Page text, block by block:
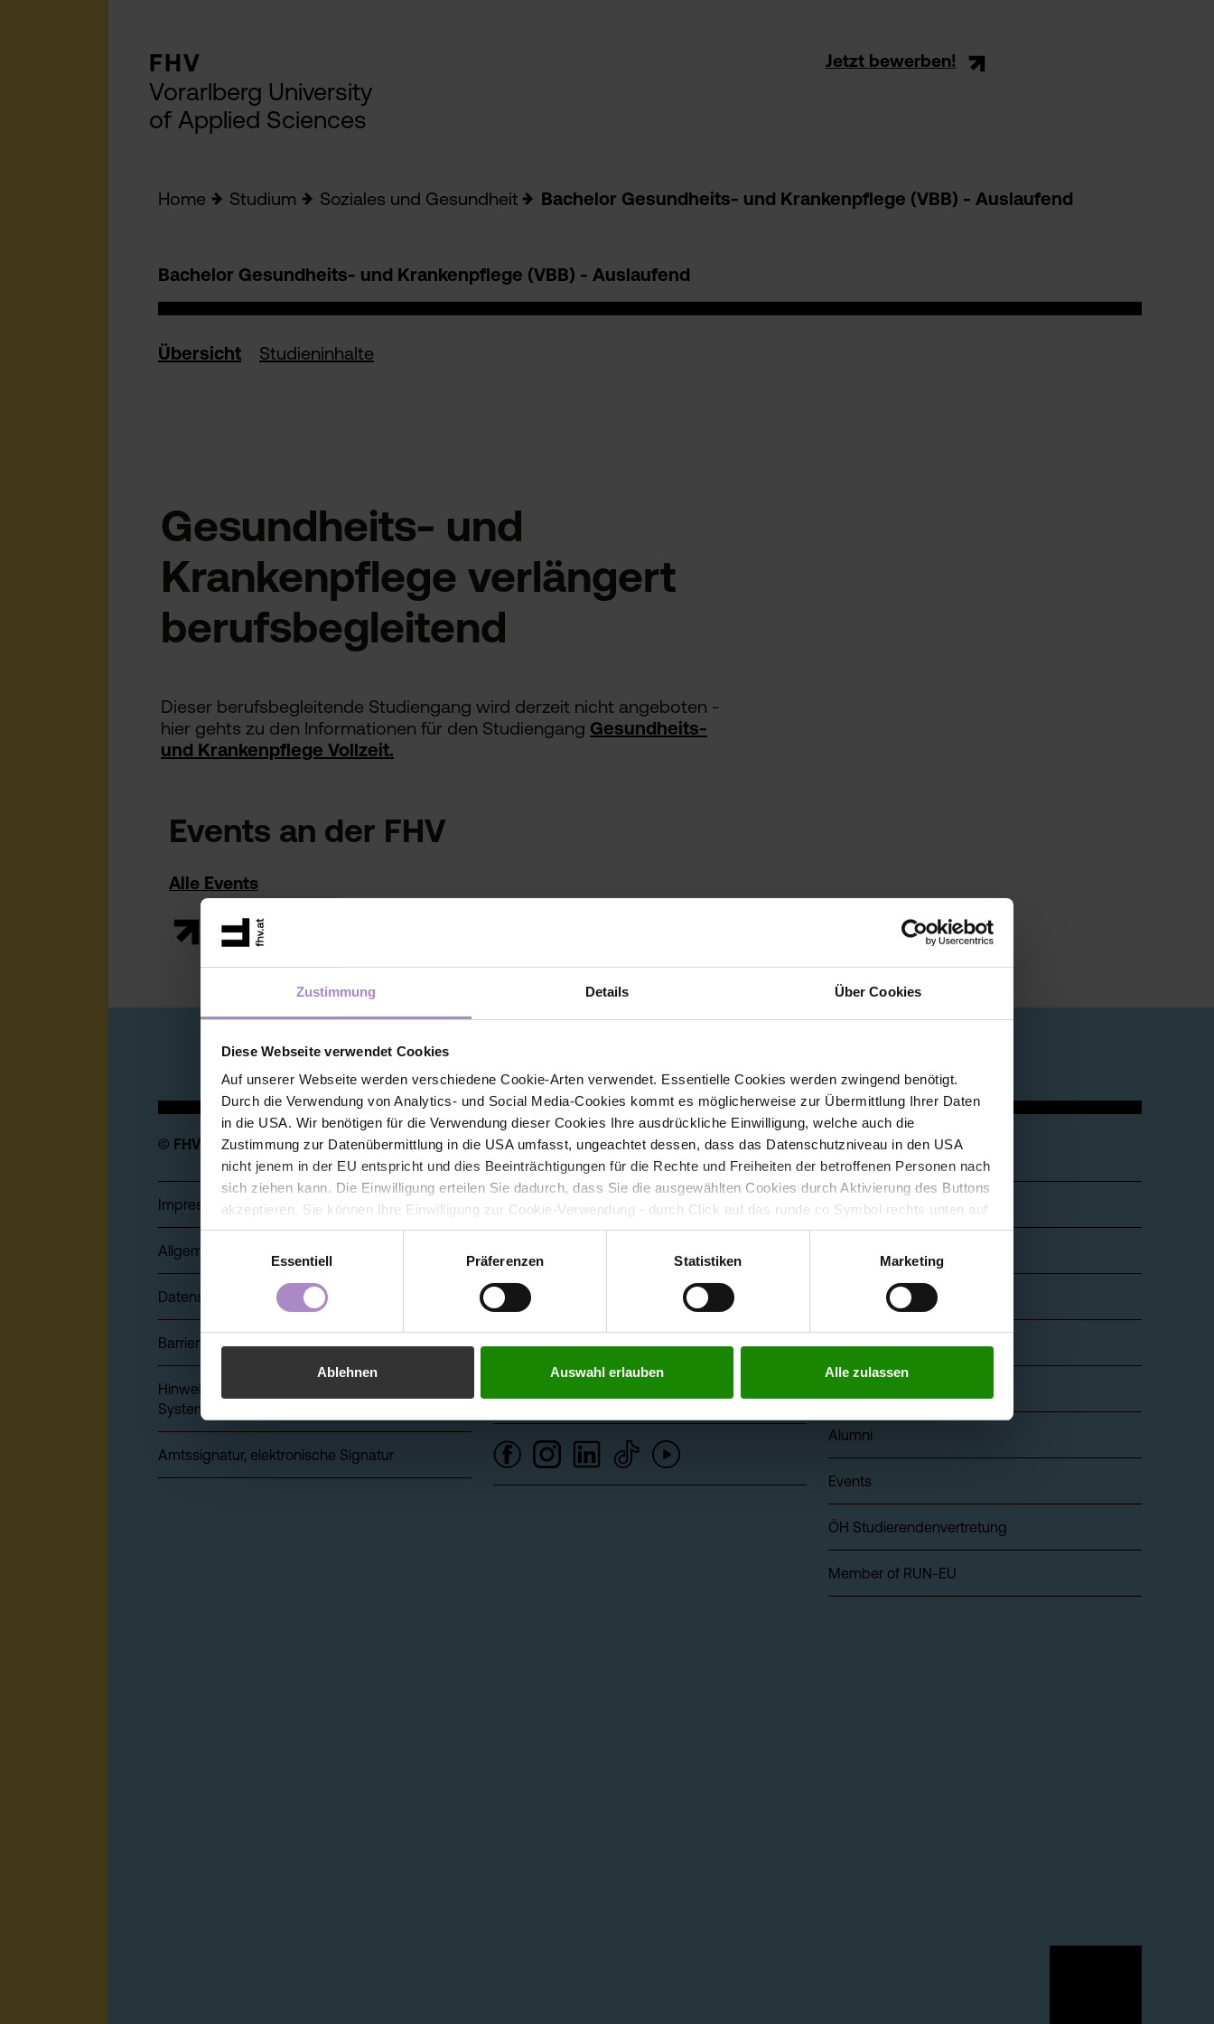
Zustimmung Details Über Cookies
Diese Webseite verwendet Cookies
Auf unserer Webseite werden verschiedene Cookie-Arten verwendet. Essentielle Cookies werden zwingend benötigt.
Durch die Verwendung von Analytics- und Social Media-Cookies kommt es möglicherweise zur Übermittlung Ihrer Daten
in die USA. Wir benötigen für die Verwendung dieser Cookies Ihre ausdrückliche Einwilligung, welche auch die
Zustimmung zur Datenübermittlung in die USA umfasst, ungeachtet dessen, dass das Datenschutzniveau in den USA
nicht jenem in der EU entspricht und dies Beeinträchtigungen für die Rechte und Freiheiten der betroffenen Personen nach
sich ziehen kann. Die Einwilligung erteilen Sie dadurch, dass Sie die ausgewählten Cookies durch Aktivierung des Buttons
akzeptieren. Sie können Ihre Einwilligung zur Cookie-Verwendung - durch Click auf das runde co Symbol rechts unten auf
der Webseite - jederzeit widerrufen. Durch den Widerruf der Einwilligung wird die Rechtmäßigkeit der aufgrund der
Einwilligung bis zum Widerruf erfolgten Verarbeitung nicht berührt. Weitere Informationen zum Datenschutz finden Sie
Essentiell
Präferenzen Statistiken Marketing
Ablehnen Auswahl erlauben Alle zulassen
FHV
Vorarlberg University
of Applied Sciences
Jetzt bewerben!
Home Studium Soziales und Gesundheit Bachelor Gesundheits- und Krankenpflege (VBB) - Auslaufend
Bachelor Gesundheits- und Krankenpflege (VBB) - Auslaufend
Übersicht Studieninhalte
Gesundheits- und
Krankenpflege verlängert
berufsbegleitend
Dieser berufsbegleitende Studiengang wird derzeit nicht angeboten -
hier gehts zu den Informationen für den Studiengang Gesundheits-
und Krankenpflege Vollzeit.
Events an der FHV
Alle Events
© FHV 2026
Impressum
Allgemeine Geschäftsbedingungen
Datenschutz
Barrierefreiheitserklärung
Hinweisgeber:innensystem (Whistleblower-
System)
Amtssignatur, elektronische Signatur
Kontakt
FHV - Vorarlberg University of Applied Sciences
Österreich
+43 5572 792
Newsletter abonnieren
Quicklinks
Über die FHV
Bibliothek
Mensa & Café Campus
Alumni
Events
ÖH Studierendenvertretung
Member of RUN-EU